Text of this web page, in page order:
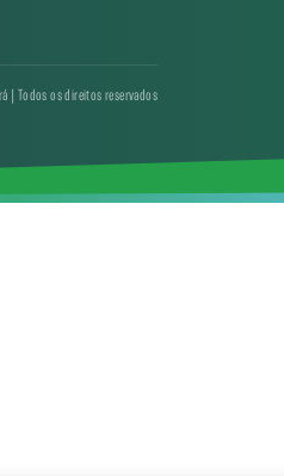
| Todos os direitos reservados